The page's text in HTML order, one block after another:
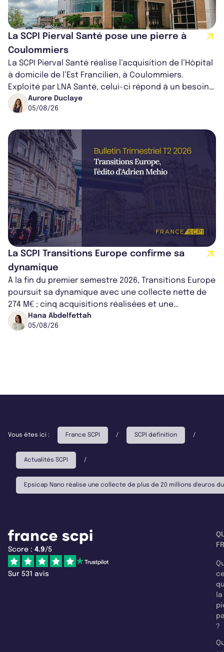
La SCPI Pierval Santé pose une pierre à
Coulommiers
La SCPI Pierval Santé réalise l’acquisition de l’Hôpital
à domicile de l’Est Francilien, à Coulommiers.
Exploité par LNA Santé, celui-ci répond à un besoin
médical croissant, qui s...
Aurore Duclaye
05/08/26
La SCPI Transitions Europe confirme sa
dynamique
À la fin du premier semestre 2026, Transitions Europe
poursuit sa dynamique avec une collecte nette de
274 M€ ; cinq acquisitions réalisées et une
capitalisation portée à 1,38 Md€....
Hana Abdelfettah
05/08/26
Vous êtes ici : France SCPI / SCPI définition /
Actualités SCPI /
Epsicap Nano réalise une collecte de plus de 20 millions d'euros
Score : 4.9/5
Sur 531 avis
la
?